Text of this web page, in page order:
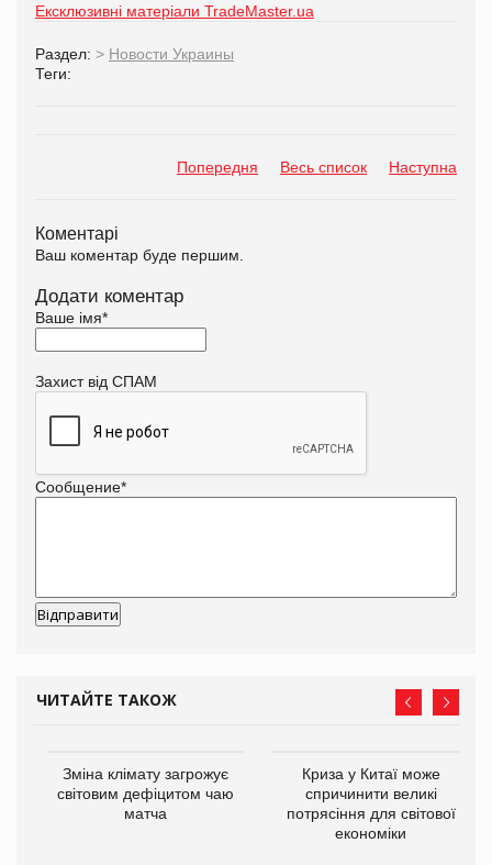
Ексклюзивні матеріали TradeMaster.ua
Раздел: > Новости Украины
Теги:
Попередня Весь список Наступна
Коментарі
Ваш коментар буде першим.
Додати коментар
Ваше імя*
Захист від СПАМ
Сообщение*
ЧИТАЙТЕ ТАКОЖ
Зміна клімату загрожує
світовим дефіцитом чаю
матча
Криза у Китаї може
спричинити великі
потрясіння для світової
економіки